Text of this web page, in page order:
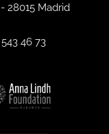
-28015 Madrid
543 46 73